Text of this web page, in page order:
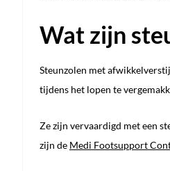
Wat zijn
Steunzolen met
tijdens het lopen te
Ze zijn vervaardigd met een
zijn de Medi Footsupport